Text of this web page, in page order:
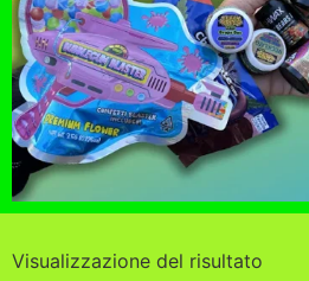
Visualizzazione del risultato